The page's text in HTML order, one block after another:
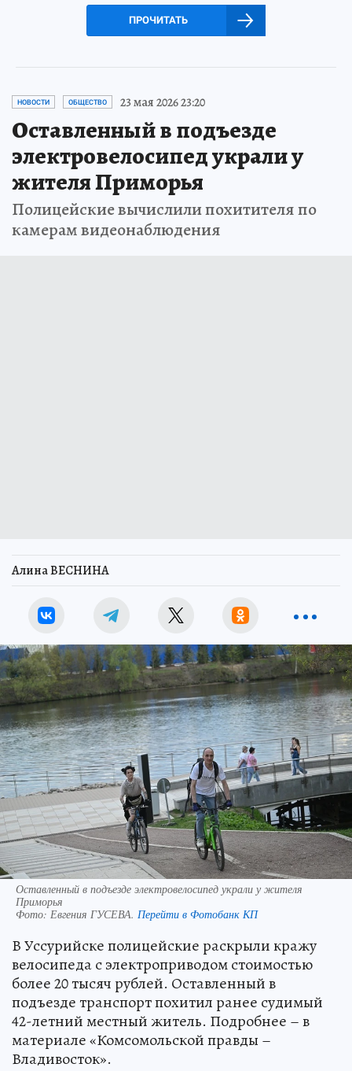
ПРОЧИТАТЬ
НОВОСТИ ОБЩЕСТВО 23 мая 2026 23:20
Оставленный в подъезде
электровелосипед украли у
жителя Приморья
Полицейские вычислили похитителя по
камерам видеонаблюдения
Алина ВЕСНИНА
Оставленный в подъезде электровелосипед украли у жителя
Приморья
Фото: Евгения ГУСЕВА. Перейти в Фотобанк КП
В Уссурийске полицейские раскрыли кражу
велосипеда с электроприводом стоимостью
более 20 тысяч рублей. Оставленный в
подъезде транспорт похитил ранее судимый
42-летний местный житель. Подробнее – в
материале «Комсомольской правды –
Владивосток».